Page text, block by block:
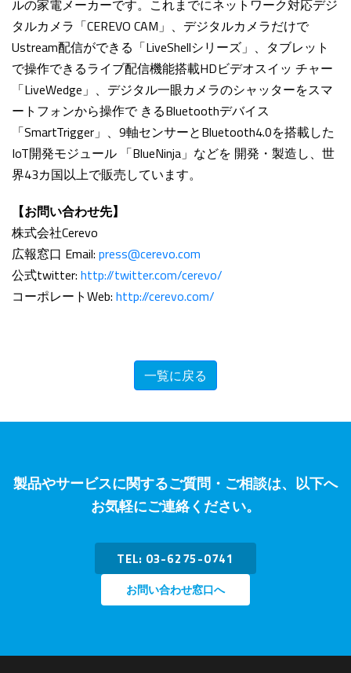
ルの家電メーカーです。これまでにネットワーク対応デジ
タルカメラ「CEREVO CAM」、デジタルカメラだけで
Ustream配信ができる「LiveShellシリーズ」、タブレット
で操作できるライブ配信機能搭載HDビデオスイッ チャー
「LiveWedge」、デジタル一眼カメラのシャッターをスマ
ートフォンから操作で きるBluetoothデバイス
「SmartTrigger」、9軸センサーとBluetooth4.0を搭載した
IoT開発モジュール 「BlueNinja」などを 開発・製造し、世
界43カ国以上で販売しています。
【お問い合わせ先】
株式会社Cerevo
広報窓口 Email: press@cerevo.com
公式twitter: http://twitter.com/cerevo/
コーポレートWeb: http://cerevo.com/
一覧に戻る
製品やサービスに関するご質問・ご相談は、以下へ
お気軽にご連絡ください。
TEL: 03-6275-0741
お問い合わせ窓口へ